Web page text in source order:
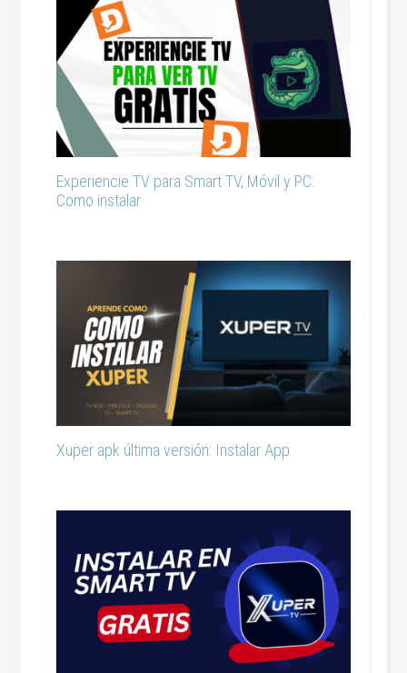
Experiencie TV para Smart TV, Móvil y PC:
Como instalar
Xuper apk última versión: Instalar App